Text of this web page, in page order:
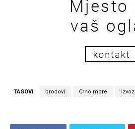
TAGOVI brodovi Crno more izvoz